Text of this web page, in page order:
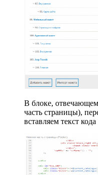
В блоке,
часть страницы),
вставляем текст